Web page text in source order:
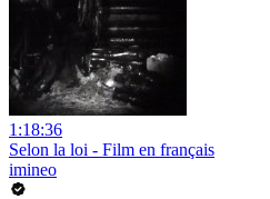
1:18:36
Selon la loi - Film en français
imineo